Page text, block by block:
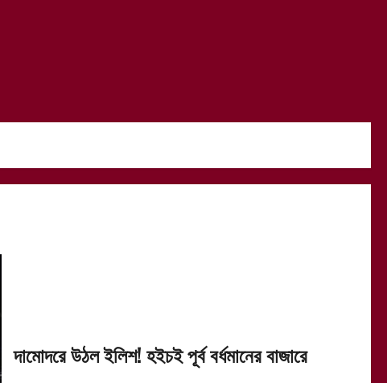
দামোদরে উঠল ইলিশ! হইচই পূর্ব বর্ধমানের বাজারে